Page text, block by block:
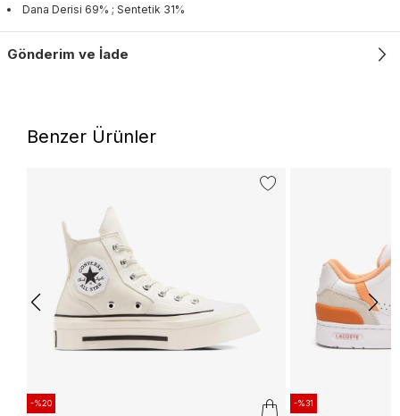
Dana Derisi 69% ; Sentetik 31%
Gönderim ve İade
Benzer Ürünler
-%20 -%31